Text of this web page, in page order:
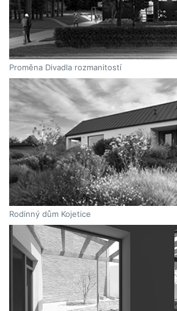
Proměna Divadla rozmanitostí
Rodinný dům Kojetice